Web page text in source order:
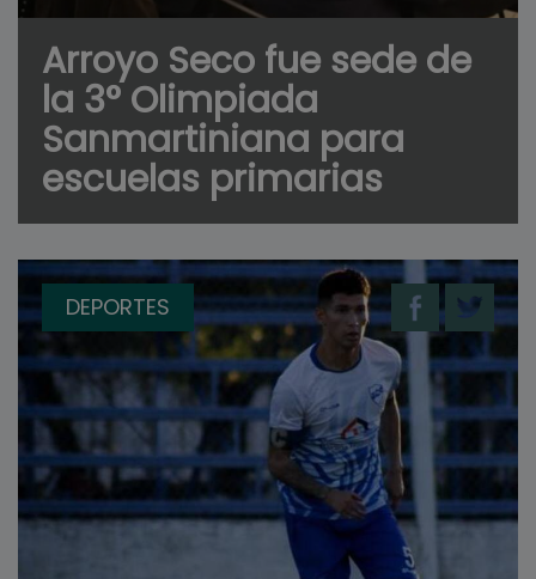
Arroyo Seco fue sede de
la 3° Olimpiada
Sanmartiniana para
escuelas primarias
DEPORTES